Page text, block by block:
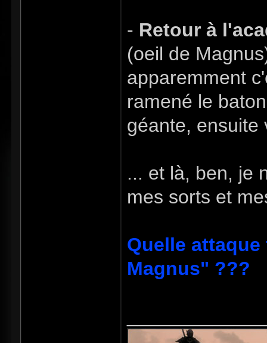
- Retour à
(oeil de
apparemment
ramené le
géante, ensuite
... et là, ben, je
mes sorts et
Quelle
Magnus" ???